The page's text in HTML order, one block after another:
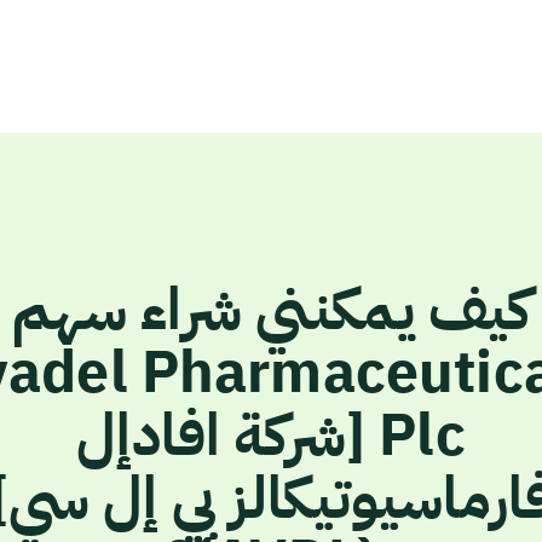
كيف يمكنني شراء سهم
Plc [شركة افادإل
بي إل